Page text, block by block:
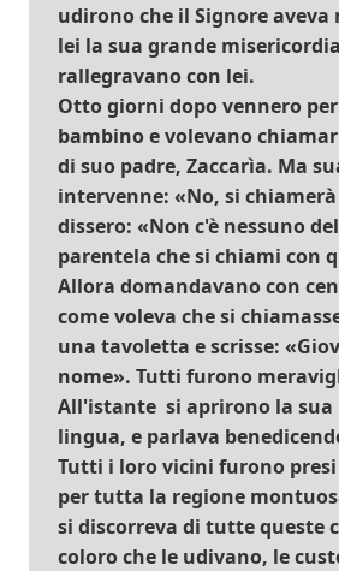
udirono che il Signore
lei la sua grande
rallegravano con lei.
Otto giorni dopo vennero
bambino e volevano
di suo padre, Zaccarìa. Ma
intervenne: «No, si
dissero: «Non c'è nessuno
parentela che si chiami con
Allora domandavano con
come voleva che si
una tavoletta e scrisse:
nome». Tutti furono
All'istante si aprirono la sua
lingua, e parlava
Tutti i loro vicini furono
per tutta la regione
si discorreva di tutte queste
coloro che le udivano, le